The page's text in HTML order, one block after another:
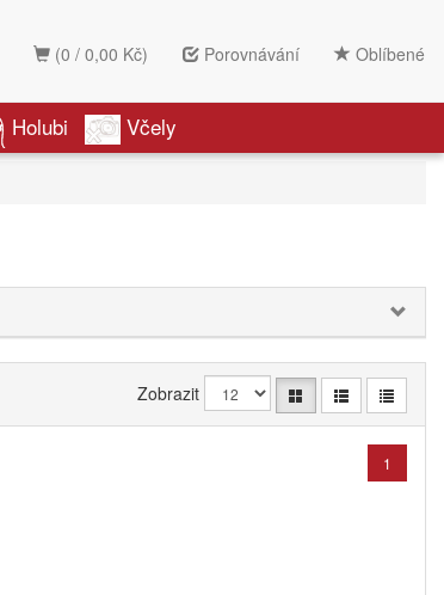
(0 / 0,00 Kč) Porovnávání Oblíbené
Holubi Včely
Zobrazit
1